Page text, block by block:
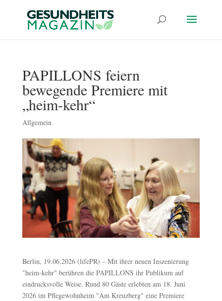
PAPILLONS feiern
bewegende Premiere mit
„heim-kehr“
Allgemein
Berlin, 19.06.2026 (lifePR) – Mit ihrer neuen Inszenierung
"heim-kehr" berühren die PAPILLONS ihr Publikum auf
eindrucksvolle Weise. Rund 80 Gäste erlebten am 18. Juni
2026 im Pflegewohnheim "Am Kreuzberg" eine Premiere